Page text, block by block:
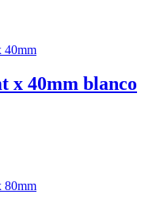
x 40mm blanco